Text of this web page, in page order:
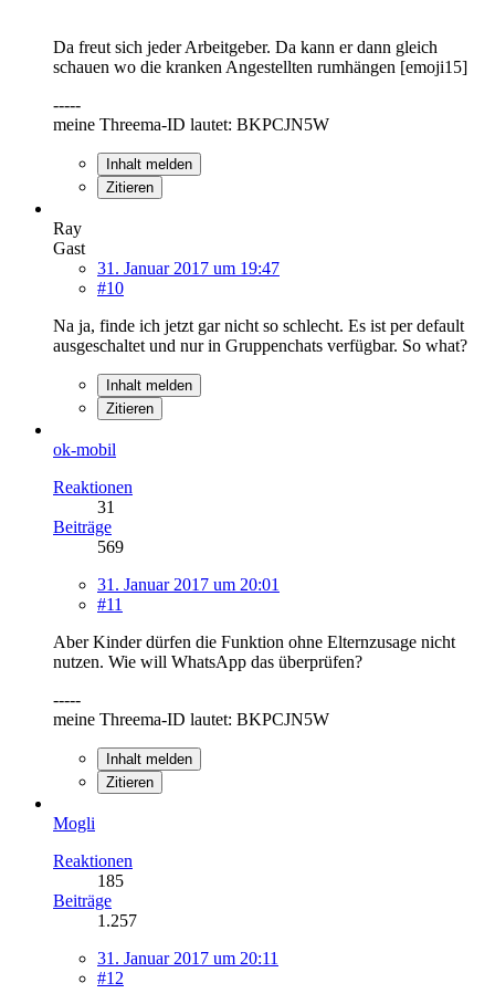
Da freut sich jeder Arbeitgeber. Da kann er dann gleich
schauen wo die kranken Angestellten rumhängen [emoji15]
-----
meine Threema-ID lautet: BKPCJN5W
Inhalt melden
Zitieren
Ray
Gast
31. Januar 2017 um 19:47
#10
Na ja, finde ich jetzt gar nicht so schlecht. Es ist per default
ausgeschaltet und nur in Gruppenchats verfügbar. So what?
Inhalt melden
Zitieren
ok-mobil
Reaktionen
31
Beiträge
569
31. Januar 2017 um 20:01
#11
Aber Kinder dürfen die Funktion ohne Elternzusage nicht
nutzen. Wie will WhatsApp das überprüfen?
-----
meine Threema-ID lautet: BKPCJN5W
Inhalt melden
Zitieren
Mogli
Reaktionen
185
Beiträge
1.257
31. Januar 2017 um 20:11
#12